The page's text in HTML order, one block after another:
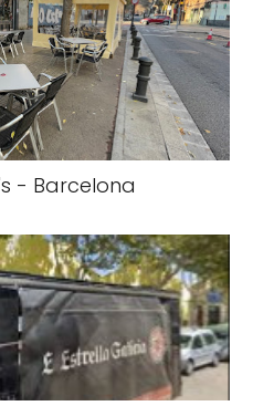
- Barcelona